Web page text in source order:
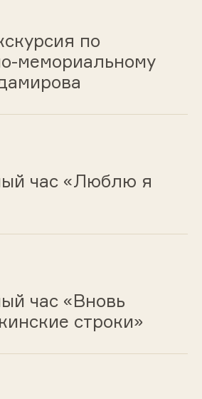
по
мемориальному
час «Люблю я
час «Вновь
строки»